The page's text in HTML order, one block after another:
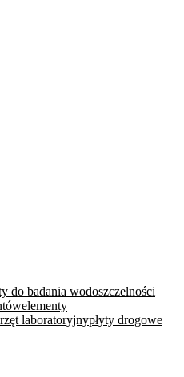
do badania wodoszczelności
elementy
laboratoryjnypłyty drogowe